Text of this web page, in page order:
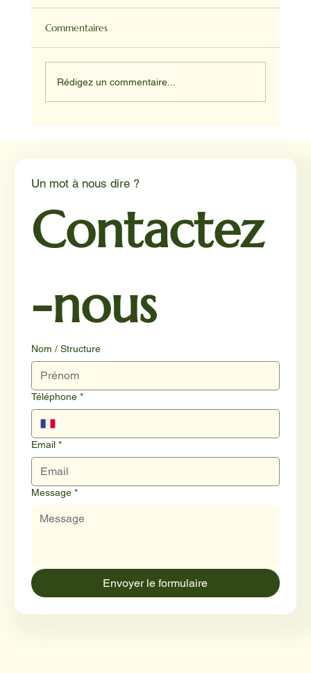
Commentaires
Rédigez un commentaire...
Un mot à nous dire ?
Contactez
-nous
Nom / Structure
Téléphone *
Email *
Message *
Envoyer le formulaire